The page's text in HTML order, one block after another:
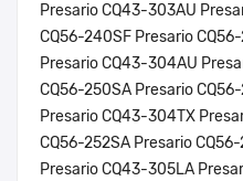
Presario CQ43-303AU
CQ56-240SF Presario
Presario CQ43-304AU
CQ56-250SA Presario
Presario CQ43-304TX
CQ56-252SA Presario
Presario CQ43-305LA